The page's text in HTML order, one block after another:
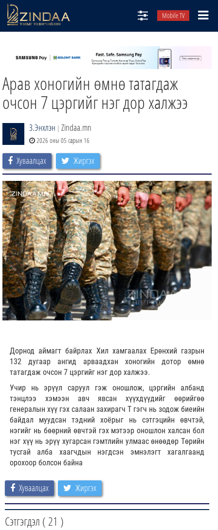
Mobile TV
ТВ8
ӨГЛӨӨНИЙ СОНИН
АУДИО ЗОХИОЛ
Арав хоногийн өмнө татагдаж
очсон 7 цэргийг нэг дор халжээ
З.Энхлэн | Zindaa.mn
2026 оны 05 сарын 16
Хуваалцах Жиргэх
Дорнод аймагт байрлах Хил хамгаалах Ерөнхий газрын
132 дугаар ангид арваадхан хоногийн дотор өмнө
татагдаж очсон 7 цэргийг нэг дор халжээ.
Учир нь эрүүл саруул гэж оношлож, цэргийн албанд
тэнцлээ хэмээн авч явсан хүүхдүүдийг өөрийгөө
генералын хүү гэх салаан захирагч Т гэгч нь зодож биеийн
байдал муудсан тэдний хоёрыг нь сэтгэцийн өвчтэй,
нэгийг нь бөөрний өвчтэй гэх мэтээр оношлон халсан бол
нэг хүү нь эрүү хугарсан гэмтлийн улмаас өнөөдөр Төрийн
тусгай алба хаагчдын нэгдсэн эмнэлэгт хагалгаанд
орохоор болсон байна
Хуваалцах Жиргэх
Сэтгэгдэл (21 )